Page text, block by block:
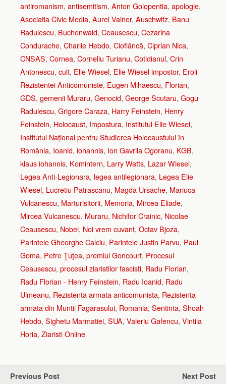
antiromanism, antisemitism, Anton Golopentia, apologie,
Asociatia Civic Media, Aurel Vainer, Auschwitz, Banu
Radulescu, Buchenwald, Ceausescu, Cezarina
Condurache, Charlie Hebdo, Cioflâncă, Ciprian Nica,
CNSAS, Cornea, Corneliu Turianu, Cotidianul, Crin
Antonescu, cult, Elie Wiesel, Elie Wiesel impostor, Eroii
Rezistentei Anticomuniste, Eugen Mihaescu, Florian,
GDS, gemenii Muraru, Genocid, George Scutaru, Gogu
Radulescu, Grigore Caraza, Harry Feinstein, Henry
Feinstein, Holocaust, Impostura, Institutul Elie Wiesel,
Institutul Național pentru Studierea Holocaustului în
România, Ioanid, iohannis, Ion Gavrila Ogoranu, KGB,
klaus iohannis, Komintern, Larry Watts, Lazar Wiesel,
Legea Anti-Legionara, legea antilegionara, Legea Elie
Wiesel, Lucretiu Patrascanu, Magda Ursache, Mariuca
Vulcanescu, Marturisitorii, Memoria, Mircea Eliade,
Mircea Vulcanescu, Muraru, Nichifor Crainic, Nicolae
Ceausescu, Nobel, Noi vrem cuvant, Octav Bjoza,
Parintele Gheorghe Calciu, Parintele Justin Parvu, Paul
Goma, Petre Ţuţea, premiul Goncourt, Procesul
Ceausescu, procesul ziaristilor fascisti, Radu Florian,
Radu Florian - Henry Feinstein, Radu Ioanid, Radu
Ulmeanu, Rezistenta armata anticomunista, Rezistenta
armata din Muntii Fagarasului, Romania, Sentinta, Shoah
Hebdo, Sighetu Marmatiei, SUA, Valeriu Gafencu, Vintila
Horia, Ziaristi Online
Previous Post Next Post